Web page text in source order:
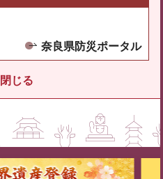
奈良県防災ポータル
閉じる